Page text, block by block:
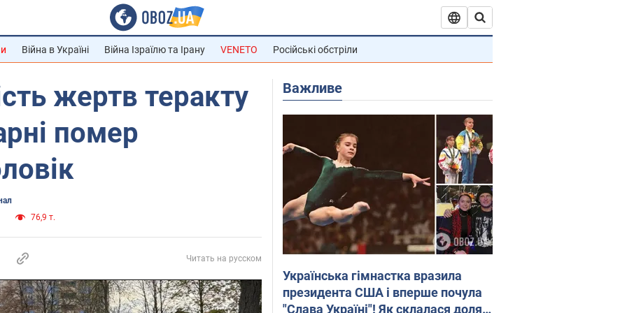
Війна в Україні Війна Ізраїлю та Ірану VENETO Російські обстріли
жертв теракту
помер
76,9 т.
Читать на русском
Важливе
Українська гімнастка вразила
президента США і вперше почула
"Слава Україні"! Як склалася доля